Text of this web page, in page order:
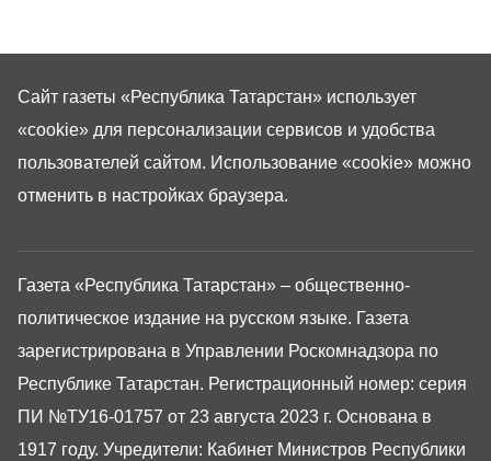
Газета «Республика Татарстан» – общественно-
политическое издание на русском языке. Газета
зарегистрирована в Управлении Роскомнадзора по
Республике Татарстан. Регистрационный номер: серия
ПИ №ТУ16-01757 от 23 августа 2023 г. Основана в
1917 году. Учредители: Кабинет Министров Республики
Сайт газеты «Республика Татарстан» использует
«cookie» для персонализации сервисов и удобства
пользователей сайтом. Использование «cookie» можно
отменить в настройках браузера.